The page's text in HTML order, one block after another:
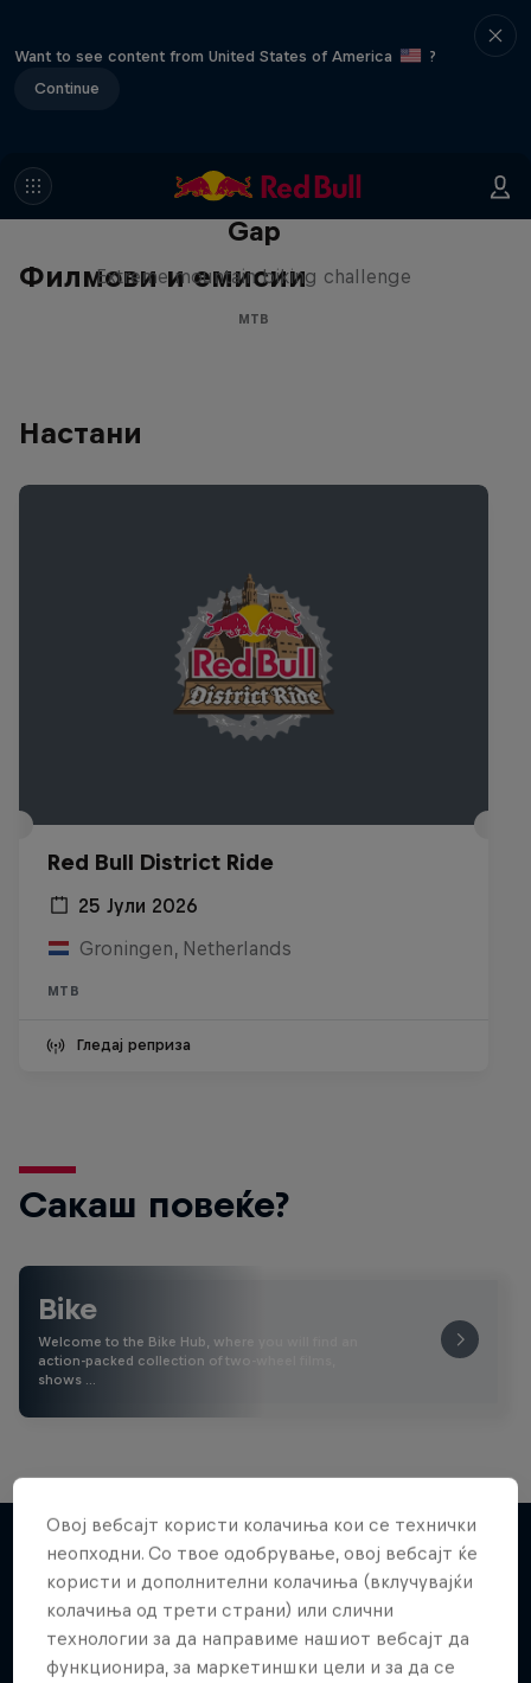
Want to see content from United States of America
?
Continue
Филмови и емисии
Matt Jones: The Impossible
Gap
Extreme mountain biking challenge
MTB
Настани
Red Bull District Ride
25 Јули 2026
Groningen, Netherlands
MTB
Гледај реприза
Сакаш повеќе?
Bike
Welcome to the Bike Hub, where you will find an
action-packed collection of two-wheel films,
shows …
Повеќе слична содржина
Овој вебсајт користи колачиња кои се технички
неопходни. Со твое одобрување, овој вебсајт ќе
користи и дополнителни колачиња (вклучувајќи
колачиња од трети страни) или слични
технологии за да направиме нашиот вебсајт да
функционира, за маркетиншки цели и за да се